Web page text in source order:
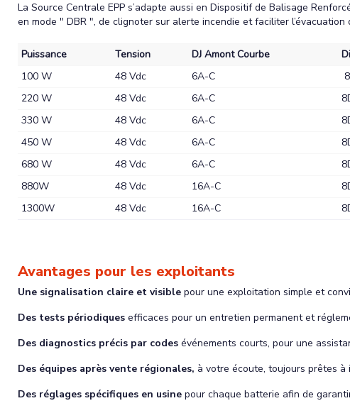
La Source Centrale EPP s’adapte aussi en Dispositif de Balisage
en mode " DBR ", de clignoter sur alerte incendie et faciliter
Puissance Tension DJ Amont Courbe
100 W
48 Vdc 6A-C
220 W
48 Vdc 6A-C
330 W
48 Vdc 6A-C
450 W
48 Vdc 6A-C
680 W
48 Vdc 6A-C
880W
48 Vdc 16A-C
1300W
48 Vdc 16A-C
Avantages pour les exploitants
Une signalisation claire et visible pour une exploitation simple et
Des tests périodiques efficaces pour un entretien permanent et
Des diagnostics précis par codes événements courts, pour une
Des équipes après vente régionales, à votre écoute, toujours prêtes
Des réglages spécifiques en usine pour chaque batterie afin de